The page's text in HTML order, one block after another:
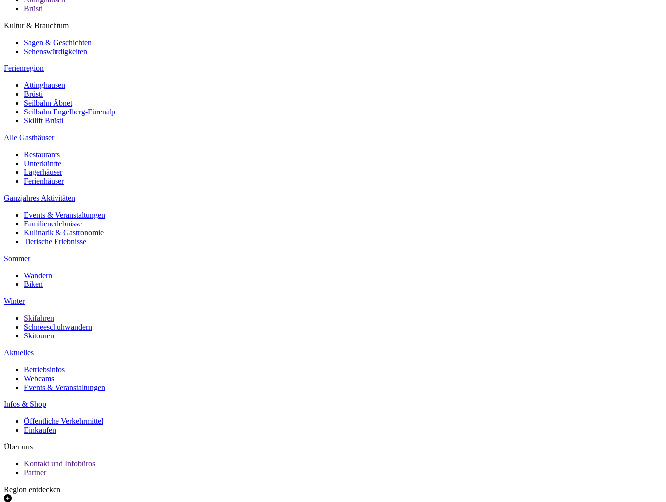
Brüsti
Kultur & Brauchtum
Sagen & Geschichten
Sehenswürdigkeiten
Ferienregion
Attinghausen
Brüsti
Seilbahn Äbnet
Seilbahn Engelberg-Fürenalp
Skilift Brüsti
Alle Gasthäuser
Restaurants
Unterkünfte
Lagerhäuser
Ferienhäuser
Ganzjahres Aktivitäten
Events & Veranstaltungen
Familienerlebnisse
Kulinarik & Gastronomie
Tierische Erlebnisse
Sommer
Wandern
Biken
Winter
Skifahren
Schneeschuhwandern
Skitouren
Aktuelles
Betriebsinfos
Webcams
Events & Veranstaltungen
Infos & Shop
Öffentliche Verkehrmittel
Einkaufen
Über uns
Kontakt und Infobüros
Partner
Region entdecken